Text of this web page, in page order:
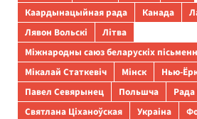
Каардынацыйная рада
Канада
Лявон Вольскі
Літва
Міжнародны саюз беларускіх
Мікалай Статкевіч
Мінск Нью-
Павел Севярынец
Польшча
Святлана Ціханоўская
Украіна